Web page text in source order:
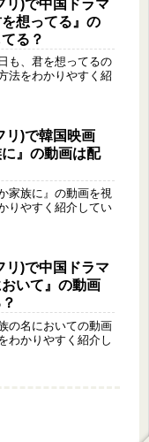
リ)で中国ドラマ
を想ってる』の
る？
も、君を想ってるの
法をわかりやすく紹
リ)で韓国映画
に』の動画は配
家族に』の動画を視
りやすく紹介してい
リ)で中国ドラマ
おいて』の動画
の名においての動画
わかりやすく紹介し